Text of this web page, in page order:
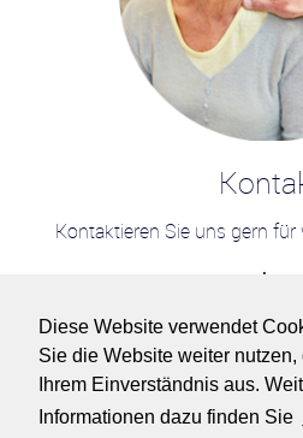
Diese Website verwendet
Sie die Website weiter nutzen,
Ihrem Einverständnis aus.
Informationen dazu finden Sie
Kontaktieren Sie uns gern
mehr >>